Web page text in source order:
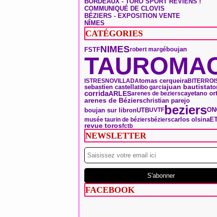
COMMUNIQUÉ DE CLOVIS
BÉZIERS - EXPOSITION VENTE
NÎMES
CATÉGORIES
FSTFNIMESrobert margéboujan
ISTRESNOVILLADAtomas cerqueira
sebastien castellatibo garciajuan bautista
corridaARLESarenes de bezierscayetano
arenes de Bézierschristian parejo
boujan sur libronUTBUVTFbeziers
musée taurin de béziersbézierscarlos olsina
revue torosfctb
NEWSLETTER
FACEBOOK